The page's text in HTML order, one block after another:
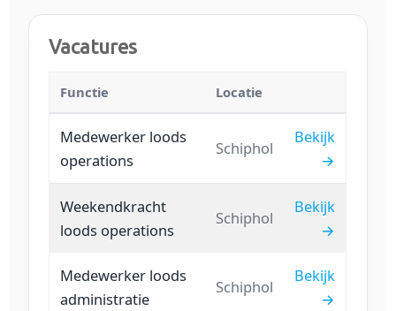
Vacatures
Functie Locatie
Medewerker loods
operations
Schiphol
Bekijk
→
Weekendkracht
loods operations
Schiphol
Bekijk
→
Medewerker loods
administratie
Schiphol
Bekijk
→